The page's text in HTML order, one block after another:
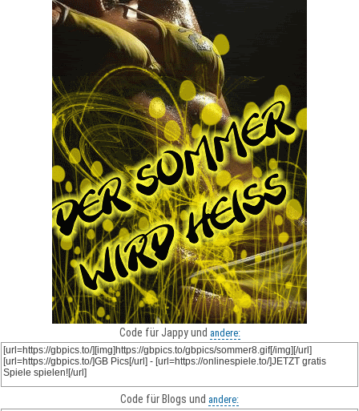
Code für Jappy und andere:
Code für Blogs und andere: